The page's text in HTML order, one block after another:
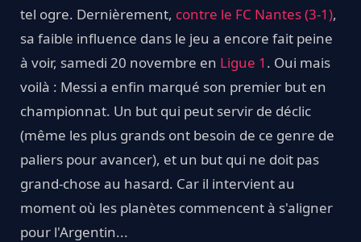
tel ogre. Dernièrement, contre le FC Nantes (3-1),
sa faible influence dans le jeu a encore fait peine
à voir, samedi 20 novembre en Ligue 1 . Oui mais
voilà : Messi a enfin marqué son premier but en
championnat. Un but qui peut servir de déclic
(même les plus grands ont besoin de ce genre de
paliers pour avancer), et un but qui ne doit pas
grand-chose au hasard. Car il intervient au
moment où les planètes commencent à s'aligner
pour l'Argentin...